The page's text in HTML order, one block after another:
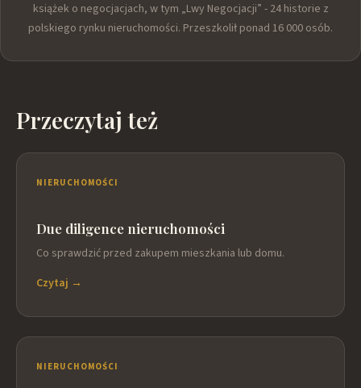
książek o negocjacjach, w tym „Lwy Negocjacji” - 24 historie z
polskiego rynku nieruchomości. Przeszkolił ponad 16 000 osób.
Przeczytaj też
NIERUCHOMOŚCI
Due diligence nieruchomości
Co sprawdzić przed zakupem mieszkania lub domu.
Czytaj →
NIERUCHOMOŚCI